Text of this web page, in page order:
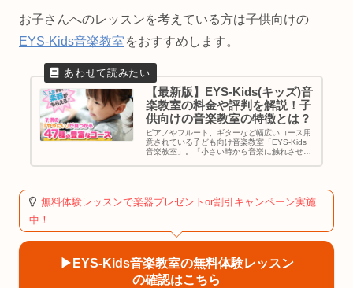
お子さんへのレッスンを考えている方は子供向けの
EYS-Kids音楽教室 をおすすめします。
【最新版】EYS-Kids(キッズ)音
楽教室の料金や評判を解説！子
供向けの音楽教室の特徴とは？
ピアノやフルート、ギターなど幅広いコース用
意されている子ども向け音楽教室「EYS-Kids
音楽教室」。「小さい時から音楽に触れさせた
無料体験レッスンで楽器プレゼントor割引キャンペーン実施
中！
▶︎EYS-Kids音楽教室の無料体験レッスン
の確認はこちら